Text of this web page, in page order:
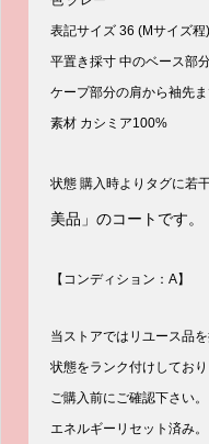
表記サイズ 36 (Mサイズ程)
平置き採寸 中のベース部
ケープ部分の肩から袖先
素材 カシミア100%
状態 購入時よりタグに若
美品」のコートです。
【コンディション：A】
当ストアではリユース品を
状態をランク付けしており
ご購入前にご確認下さい。
エネルギーリセット済み。